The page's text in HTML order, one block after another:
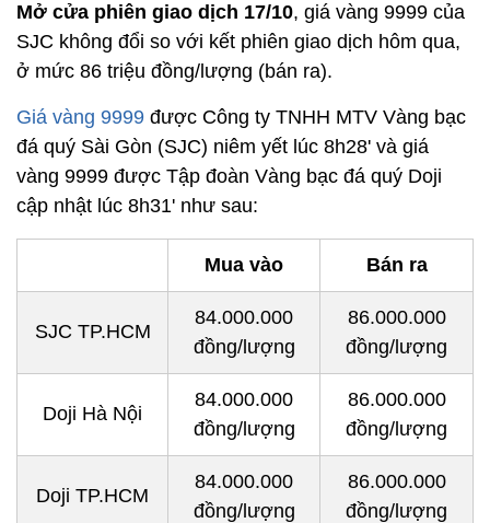
Mở cửa phiên giao dịch 17/10, giá vàng 9999 của
SJC không đổi so với kết phiên giao dịch hôm qua,
ở mức 86 triệu đồng/lượng (bán ra).
Giá vàng 9999 được Công ty TNHH MTV Vàng bạc
đá quý Sài Gòn (SJC) niêm yết lúc 8h28' và giá
vàng 9999 được Tập đoàn Vàng bạc đá quý Doji
cập nhật lúc 8h31' như sau:
Mua vào Bán ra
SJC TP.HCM
84.000.000
đồng/lượng
86.000.000
đồng/lượng
Doji Hà Nội
84.000.000
đồng/lượng
86.000.000
đồng/lượng
Doji TP.HCM
84.000.000
đồng/lượng
86.000.000
đồng/lượng